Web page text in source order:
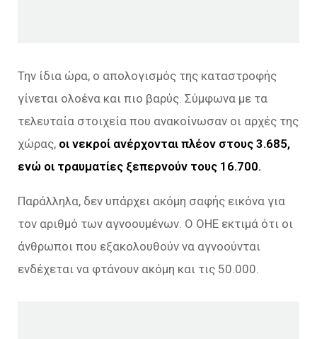
Την ίδια ώρα, ο απολογισμός της καταστροφής
γίνεται ολοένα και πιο βαρύς. Σύμφωνα με τα
τελευταία στοιχεία που ανακοίνωσαν οι αρχές της
χώρας, οι νεκροί ανέρχονται πλέον στους 3.685,
ενώ οι τραυματίες ξεπερνούν τους 16.700.
Παράλληλα, δεν υπάρχει ακόμη σαφής εικόνα για
τον αριθμό των αγνοουμένων. Ο ΟΗΕ εκτιμά ότι οι
άνθρωποι που εξακολουθούν να αγνοούνται
ενδέχεται να φτάνουν ακόμη και τις 50.000.